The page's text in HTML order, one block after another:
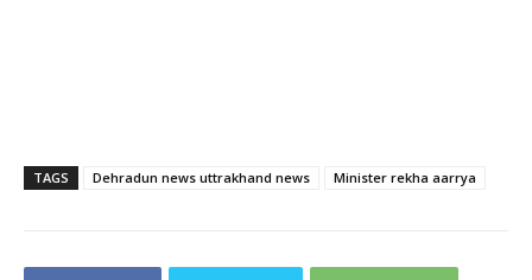
TAGS Dehradun news uttrakhand news Minister rekha aarrya